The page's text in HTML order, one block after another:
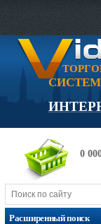
0
Расширенный поиск